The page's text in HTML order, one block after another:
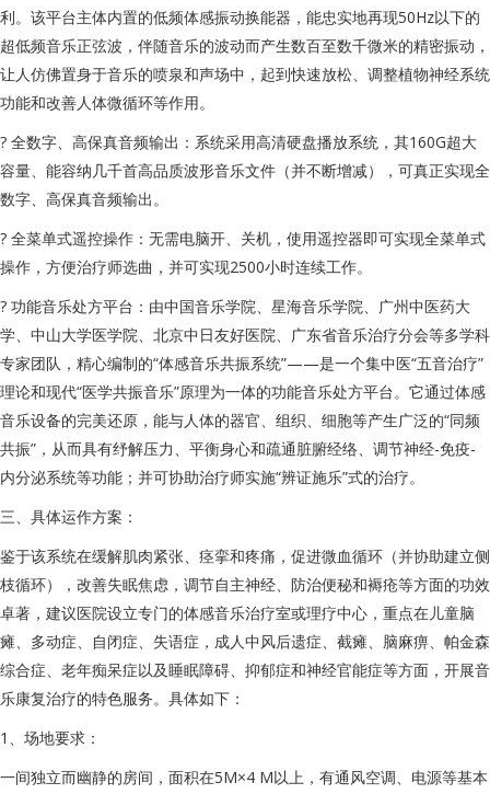
利。该平台主体内置的低频体感振动换能器，能忠实地再现50Hz以下的
超低频音乐正弦波，伴随音乐的波动而产生数百至数千微米的精密振动，
让人仿佛置身于音乐的喷泉和声场中，起到快速放松、调整植物神经系统
功能和改善人体微循环等作用。
? 全数字、高保真音频输出：系统采用高清硬盘播放系统，其160G超大
容量、能容纳几千首高品质波形音乐文件（并不断增减），可真正实现全
数字、高保真音频输出。
? 全菜单式遥控操作：无需电脑开、关机，使用遥控器即可实现全菜单式
操作，方便治疗师选曲，并可实现2500小时连续工作。
? 功能音乐处方平台：由中国音乐学院、星海音乐学院、广州中医药大
学、中山大学医学院、北京中日友好医院、广东省音乐治疗分会等多学科
专家团队，精心编制的“体感音乐共振系统”——是一个集中医“五音治疗”
理论和现代“医学共振音乐”原理为一体的功能音乐处方平台。它通过体感
音乐设备的完美还原，能与人体的器官、组织、细胞等产生广泛的“同频
共振”，从而具有纾解压力、平衡身心和疏通脏腑经络、调节神经-免疫-
内分泌系统等功能；并可协助治疗师实施“辨证施乐”式的治疗。
三、具体运作方案：
鉴于该系统在缓解肌肉紧张、痉挛和疼痛，促进微血循环（并协助建立侧
枝循环），改善失眠焦虑，调节自主神经、防治便秘和褥疮等方面的功效
卓著，建议医院设立专门的体感音乐治疗室或理疗中心，重点在儿童脑
瘫、多动症、自闭症、失语症，成人中风后遗症、截瘫、脑麻痹、帕金森
综合症、老年痴呆症以及睡眠障碍、抑郁症和神经官能症等方面，开展音
乐康复治疗的特色服务。具体如下：
1、场地要求：
一间独立而幽静的房间，面积在5M×4 M以上，有通风空调、电源等基本